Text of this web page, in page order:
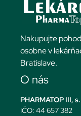
Nakupujte
osobne v
Bratislave.
O nás
PHARMATOP III,
IČO: 44 657 382